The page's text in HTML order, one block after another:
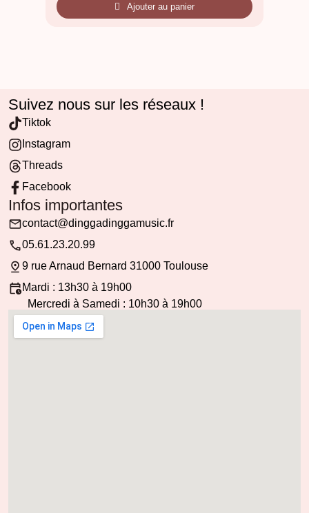
Ajouter au panier
Suivez nous sur les réseaux !
Tiktok
Instagram
Threads
Facebook
Infos importantes
contact@dinggadinggamusic.fr
05.61.23.20.99
9 rue Arnaud Bernard 31000 Toulouse
Mardi : 13h30 à 19h00
Mercredi à Samedi : 10h30 à 19h00